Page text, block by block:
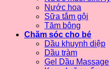
Nước hoa
Sữa tắm gội
Tăm bông
Chăm sóc cho bé
Dầu khuynh diệp
Dầu tràm
Gel Dầu Massage